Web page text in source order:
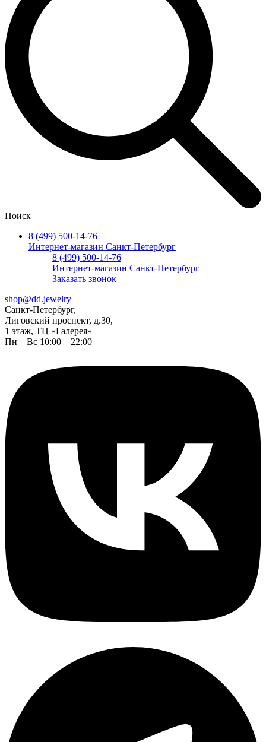
Поиск
8 (499) 500-14-76
Интернет-магазин Санкт-Петербург
8 (499) 500-14-76
Интернет-магазин Санкт-Петербург
Заказать звонок
shop@dd.jewelry
Санкт-Петербург,
Лиговский проспект, д.30,
1 этаж, ТЦ «Галерея»
Пн—Вс 10:00 – 22:00